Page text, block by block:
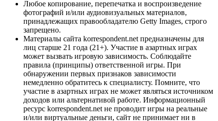
Любое копирование, перепечатка и воспроизведение
фотографий и/или аудиовизуальных материалов,
принадлежащих правообладателю Getty Images, строго
запрещено.
Материалы сайта korrespondent.net предназначены для
лиц старше 21 года (21+). Участие в азартных играх
может вызвать игровую зависимость. Соблюдайте
правила (принципы) ответственной игры. При
обнаружении первых признаков зависимости
немедленно обратитесь к специалисту. Помните, что
участие в азартных играх не может являться источником
доходов или альтернативой работе. Информационный
ресурс korrespondent.net не проводит игры на реальные
и/или виртуальные деньги, сайт не принимает ни в